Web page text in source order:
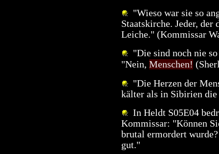
"Wieso war sie so
Staatskirche. Jeder,
Leiche." (Kommissar
"Die sind noch nie
"Nein, Menschen!
"Die Herzen der
kälter als in Sibirien
In Heldt S05E04
Kommissar: "Können
brutal ermordert
gut."